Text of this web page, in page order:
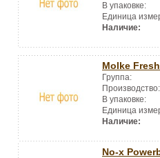
В упаковке:
Единица
Наличие:
Molke
Группа:
Производство:
В упаковке:
Единица
Наличие:
No-x